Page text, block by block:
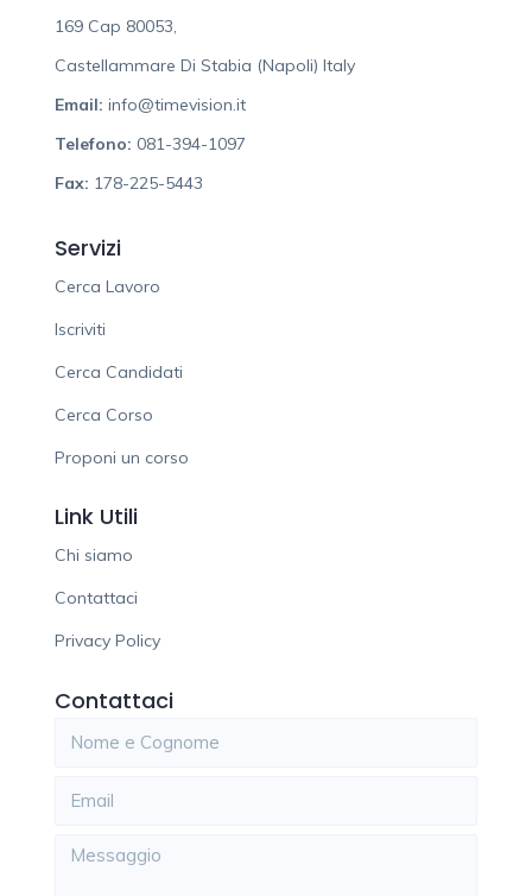
169 Cap 80053,
Castellammare Di Stabia (Napoli) Italy
Email: info@timevision.it
Telefono: 081-394-1097
Fax: 178-225-5443
Servizi
Cerca Lavoro
Iscriviti
Cerca Candidati
Cerca Corso
Proponi un corso
Link Utili
Chi siamo
Contattaci
Privacy Policy
Contattaci